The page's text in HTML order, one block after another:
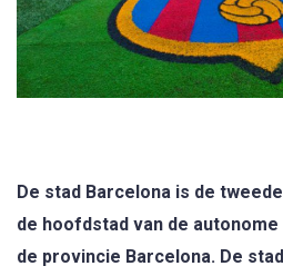
De stad Barcelona is de
de hoofdstad van de
de provincie Barcelona. De